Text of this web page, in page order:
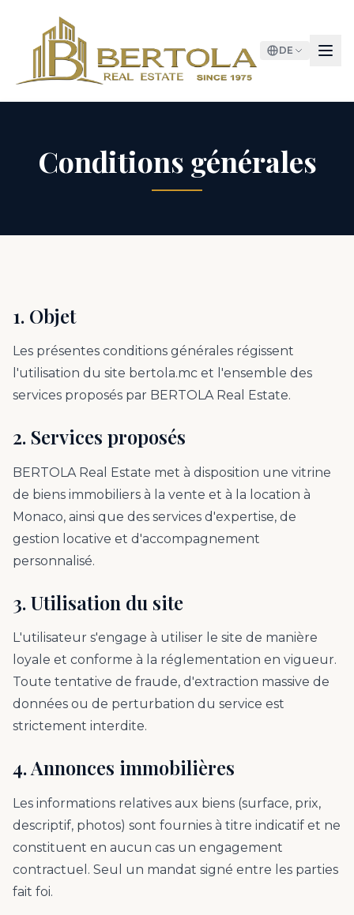
DE
Conditions générales
1. Objet
Les présentes conditions générales régissent
l'utilisation du site bertola.mc et l'ensemble des
services proposés par BERTOLA Real Estate.
2. Services proposés
BERTOLA Real Estate met à disposition une vitrine
de biens immobiliers à la vente et à la location à
Monaco, ainsi que des services d'expertise, de
gestion locative et d'accompagnement
personnalisé.
3. Utilisation du site
L'utilisateur s'engage à utiliser le site de manière
loyale et conforme à la réglementation en vigueur.
Toute tentative de fraude, d'extraction massive de
données ou de perturbation du service est
strictement interdite.
4. Annonces immobilières
Les informations relatives aux biens (surface, prix,
descriptif, photos) sont fournies à titre indicatif et ne
constituent en aucun cas un engagement
contractuel. Seul un mandat signé entre les parties
fait foi.